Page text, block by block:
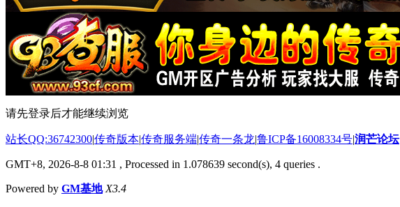
请先登录后才能继续浏览
站长QQ:36742300|传奇版本|传奇服务端|传奇一条龙|鲁ICP备16008334号|润芒论坛
GMT+8, 2026-8-8 01:31 , Processed in 1.078639 second(s), 4 queries .
Powered by GM基地 X3.4